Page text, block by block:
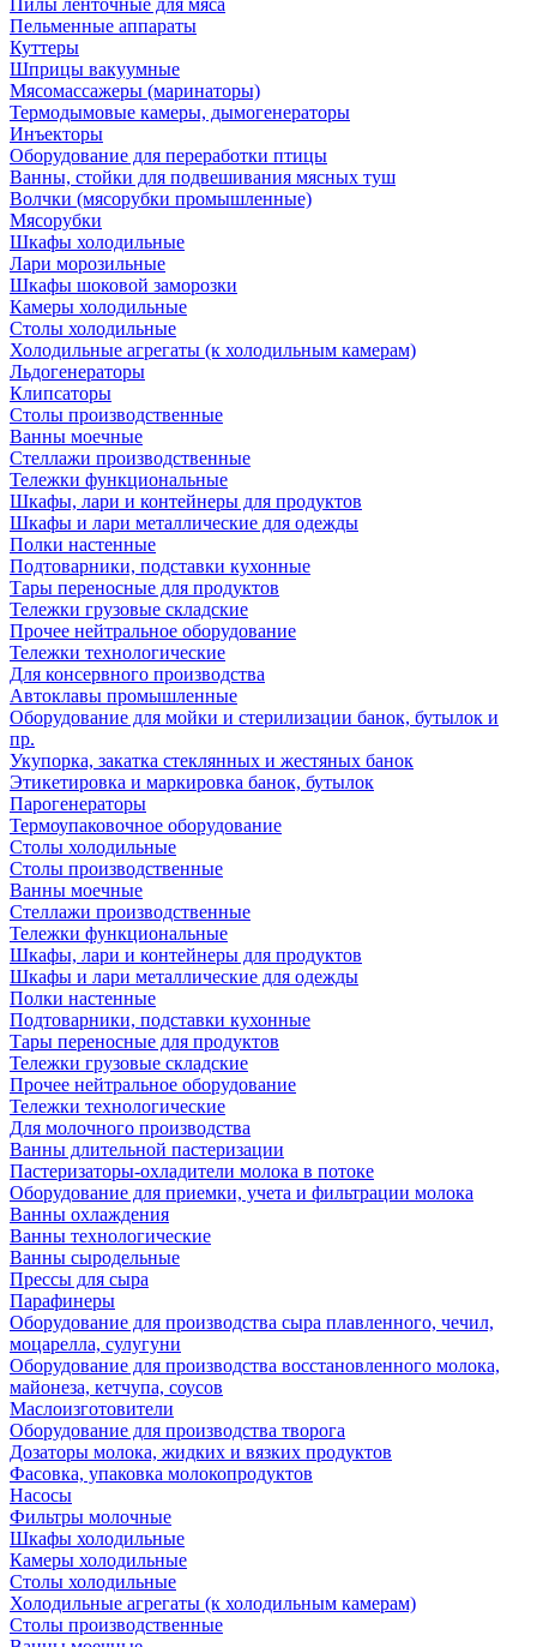
Пилы ленточные для мяса
Пельменные аппараты
Куттеры
Шприцы вакуумные
Мясомассажеры (маринаторы)
Термодымовые камеры, дымогенераторы
Инъекторы
Оборудование для переработки птицы
Ванны, стойки для подвешивания мясных туш
Волчки (мясорубки промышленные)
Мясорубки
Шкафы холодильные
Лари морозильные
Шкафы шоковой заморозки
Камеры холодильные
Столы холодильные
Холодильные агрегаты (к холодильным камерам)
Льдогенераторы
Клипсаторы
Столы производственные
Ванны моечные
Стеллажи производственные
Тележки функциональные
Шкафы, лари и контейнеры для продуктов
Шкафы и лари металлические для одежды
Полки настенные
Подтоварники, подставки кухонные
Тары переносные для продуктов
Тележки грузовые складские
Прочее нейтральное оборудование
Тележки технологические
Для консервного производства
Автоклавы промышленные
Оборудование для мойки и стерилизации банок, бутылок и
пр.
Укупорка, закатка стеклянных и жестяных банок
Этикетировка и маркировка банок, бутылок
Парогенераторы
Термоупаковочное оборудование
Столы холодильные
Столы производственные
Ванны моечные
Стеллажи производственные
Тележки функциональные
Шкафы, лари и контейнеры для продуктов
Шкафы и лари металлические для одежды
Полки настенные
Подтоварники, подставки кухонные
Тары переносные для продуктов
Тележки грузовые складские
Прочее нейтральное оборудование
Тележки технологические
Для молочного производства
Ванны длительной пастеризации
Пастеризаторы-охладители молока в потоке
Оборудование для приемки, учета и фильтрации молока
Ванны охлаждения
Ванны технологические
Ванны сыродельные
Прессы для сыра
Парафинеры
Оборудование для производства сыра плавленного, чечил,
моцарелла, сулугуни
Оборудование для производства восстановленного молока,
майонеза, кетчупа, соусов
Маслоизготовители
Оборудование для производства творога
Дозаторы молока, жидких и вязких продуктов
Фасовка, упаковка молокопродуктов
Насосы
Фильтры молочные
Шкафы холодильные
Камеры холодильные
Столы холодильные
Холодильные агрегаты (к холодильным камерам)
Столы производственные